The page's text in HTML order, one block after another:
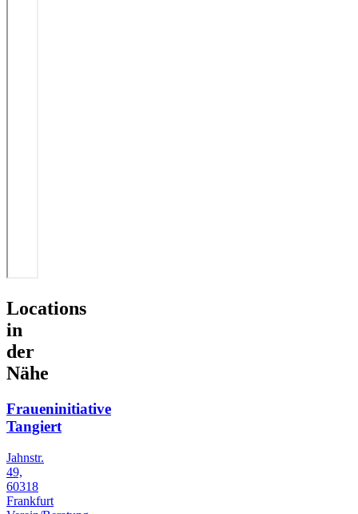
Locations
in
der
Nähe
Fraueninitiative
Tangiert
Jahnstr.
49,
60318
Frankfurt